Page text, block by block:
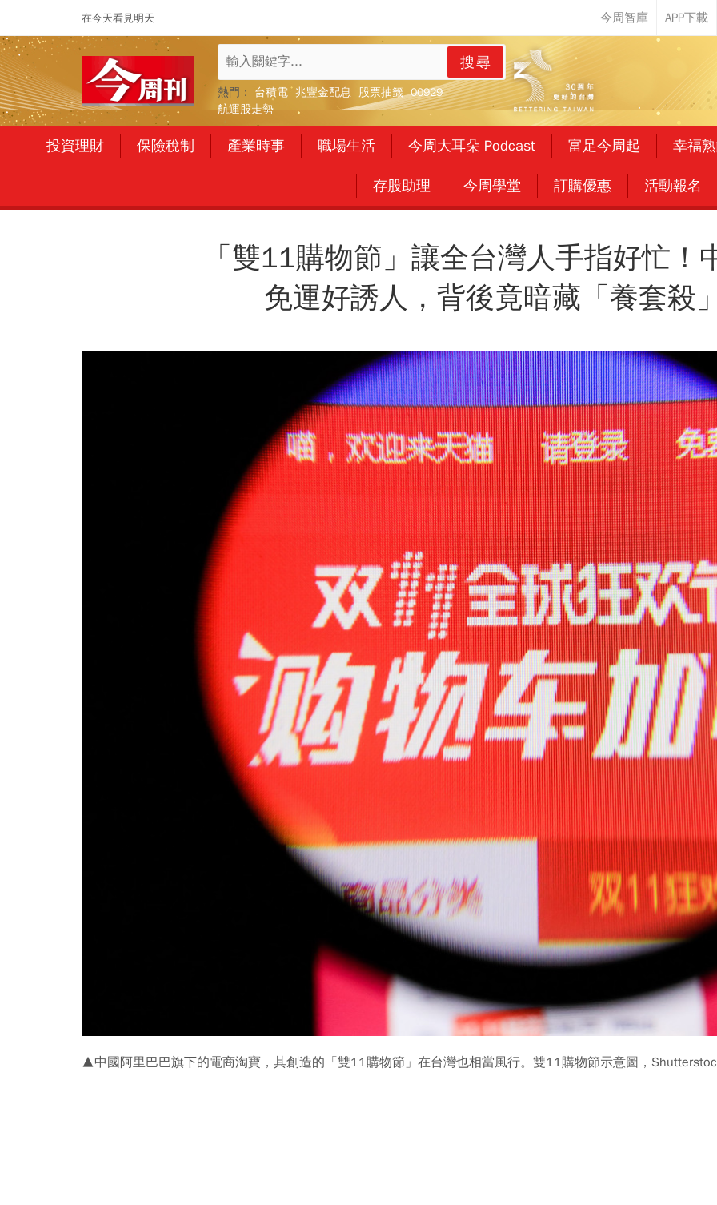
在今天看見明天
搜尋
熱門： 台積電 兆豐金配息 股票抽籤 00929
航運股走勢
投資理財 保險稅制 產業時事 職場生活 今周大耳朵 Podcast 富足今周起 幸福
存股助理 今周學堂 訂購優惠 活動報名
「雙11購物節」讓全台灣人手指好忙！
免運好誘人，背後竟暗藏「養套殺
▲中國阿里巴巴旗下的電商淘寶，其創造的「雙11購物節」在台灣也相當風行。雙11購物節示意圖，